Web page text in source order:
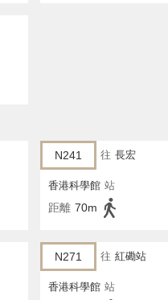
N241 往 長宏
香港科學館 站
距離 70m
N271 往 紅磡站
香港科學館 站